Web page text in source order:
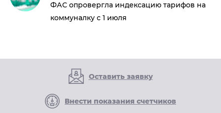
ФАС опровергла индексацию тарифов на
коммуналку с 1 июля
Оставить заявку
Внести показания счетчиков